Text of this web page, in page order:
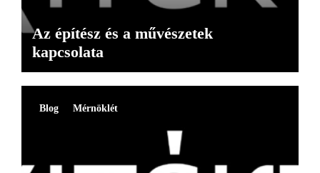
Az építész és a művészetek
kapcsolata
Blog Mérnöklét